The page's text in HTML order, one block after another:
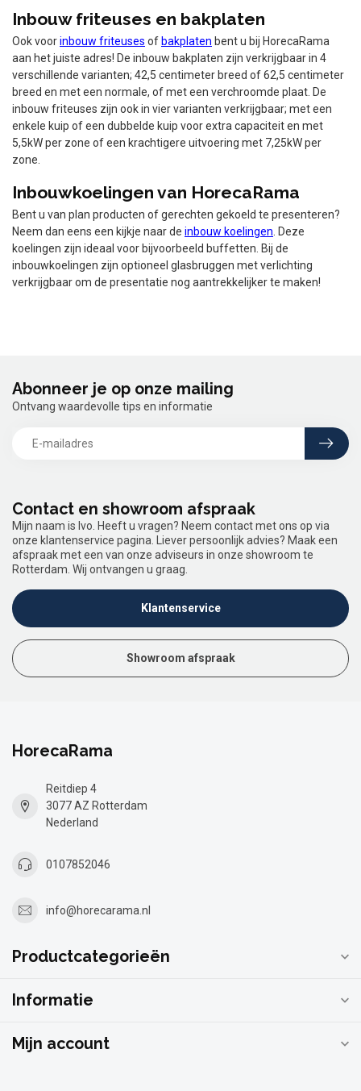
Inbouw friteuses en bakplaten
Ook voorinbouw friteuses of bakplaten bent u bij HorecaRama
aan het juiste adres! De inbouw bakplaten zijn verkrijgbaar in 4
verschillende varianten; 42,5 centimeter breed of 62,5 centimeter
breed en met een normale, of met een verchroomde plaat. De
inbouw friteuses zijn ook in vier varianten verkrijgbaar; met een
enkele kuip of een dubbelde kuip voor extra capaciteit en met
5,5kW per zone of een krachtigere uitvoering met 7,25kW per
zone.
Inbouwkoelingen van HorecaRama
Bent u van plan producten of gerechten gekoeld te presenteren?
Neem dan eens een kijkje naar de inbouw koelingen . Deze
koelingen zijn ideaal voor bijvoorbeeld buffetten. Bij de
inbouwkoelingen zijn optioneel glasbruggen met verlichting
verkrijgbaar om de presentatie nog aantrekkelijker te maken!
Contact en showroom afspraak
Mijn naam is Ivo. Heeft u vragen? Neem contact met ons op via
onze klantenservice pagina. Liever persoonlijk advies? Maak een
afspraak met een van onze adviseurs in onze showroom te
Rotterdam. Wij ontvangen u graag.
Klantenservice
Showroom afspraak
Abonneer je op onze mailing
Ontvang waardevolle tips en informatie
HorecaRama
Reitdiep 4
3077 AZ Rotterdam
Nederland
0107852046
info@horecarama.nl
Productcategorieën
Informatie
Mijn account